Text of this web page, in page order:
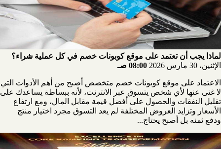
لماذا يجب أن تعتمد على موقع كوبونات خصم في كل عملية شراء؟
الإثنين، 30 مارس 2026
08:00 صـ
الاعتماد على موقع كوبونات خصم متخصص أصبح من أهم الأدوات التي
لا غنى عنها لأي شخص يتسوق عبر الانترنت، لأنه ببساطة يساعدك على
تقليل النفقات والحصول على أفضل قيمة مقابل المال، ومع ارتفاع
الأسعار وتزايد العروض المختلفة لم يعد التسوق مجرد اختيار منتج
ودفع ثمنه بل أصبح يحتاج...